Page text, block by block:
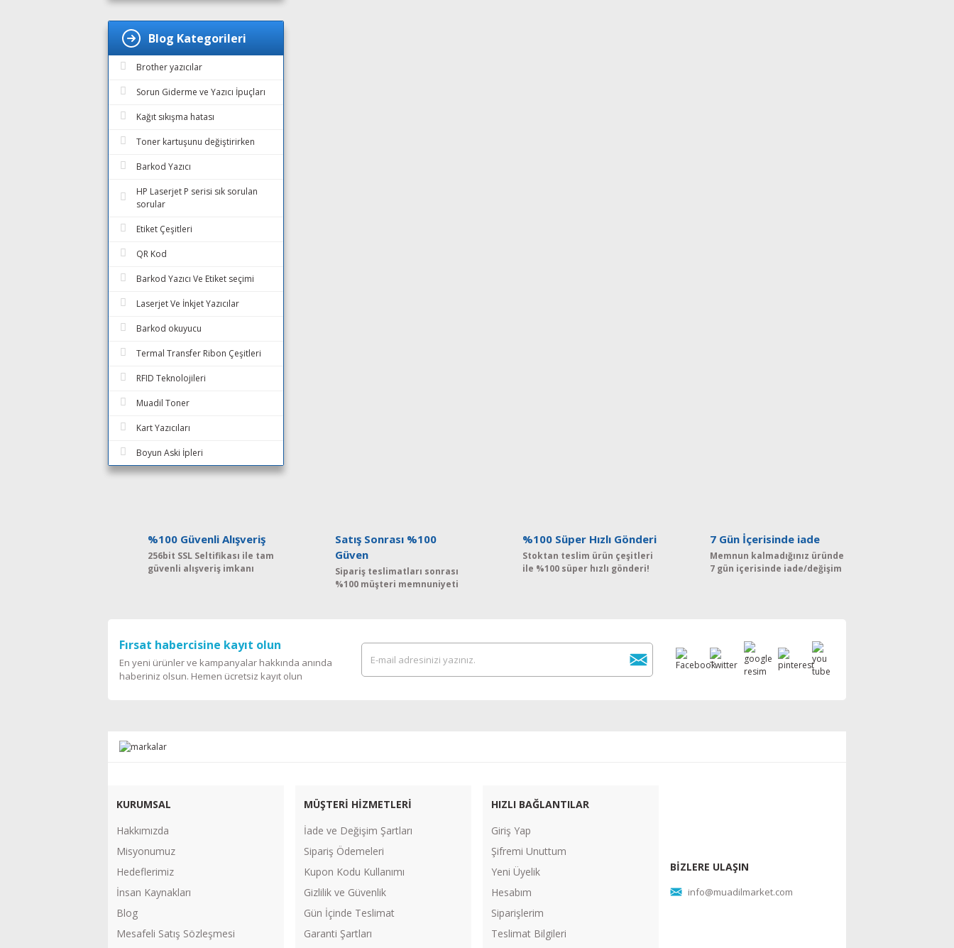
Blog Kategorileri
Brother yazıcılar
Sorun Giderme ve Yazıcı İpuçları
Kağıt sıkışma hatası
Toner kartuşunu değiştirirken
Barkod Yazıcı
HP Laserjet P serisi sık sorulan
sorular
Etiket Çeşitleri
QR Kod
Barkod Yazıcı Ve Etiket seçimi
Laserjet Ve İnkjet Yazıcılar
Barkod okuyucu
Termal Transfer Ribon Çeşitleri
RFID Teknolojileri
Muadil Toner
Kart Yazıcıları
Boyun Aski İpleri
%100 Güvenli Alışveriş
256bit SSL Seltifikası ile tam
güvenli alışveriş imkanı
Satış Sonrası %100
Güven
Sipariş teslimatları sonrası
%100 müşteri memnuniyeti
%100 Süper Hızlı Gönderi
Stoktan teslim ürün çeşitleri
ile %100 süper hızlı gönderi!
7 Gün İçerisinde iade
Memnun kalmadığınız üründe
7 gün içerisinde iade/değişim
Fırsat habercisine kayıt olun
En yeni ürünler ve kampanyalar hakkında anında
haberiniz olsun. Hemen ücretsiz kayıt olun
KURUMSAL
Hakkımızda
Misyonumuz
Hedeflerimiz
İnsan Kaynakları
Blog
Mesafeli Satış Sözleşmesi
MÜŞTERİ HİZMETLERİ
İade ve Değişim Şartları
Sipariş Ödemeleri
Kupon Kodu Kullanımı
Gizlilik ve Güvenlik
Gün İçinde Teslimat
Garanti Şartları
HIZLI BAĞLANTILAR
Giriş Yap
Şifremi Unuttum
Yeni Üyelik
Hesabım
Siparişlerim
Teslimat Bilgileri
BİZLERE ULAŞIN
info@muadilmarket.com